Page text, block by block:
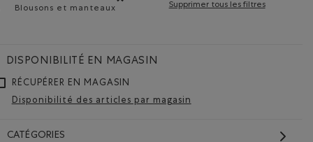
Blousons et manteaux
Supprimer tous les filtres
DISPONIBILITÉ EN MAGASIN
RÉCUPÉRER EN MAGASIN
Disponibilité des articles par magasin
CATÉGORIES